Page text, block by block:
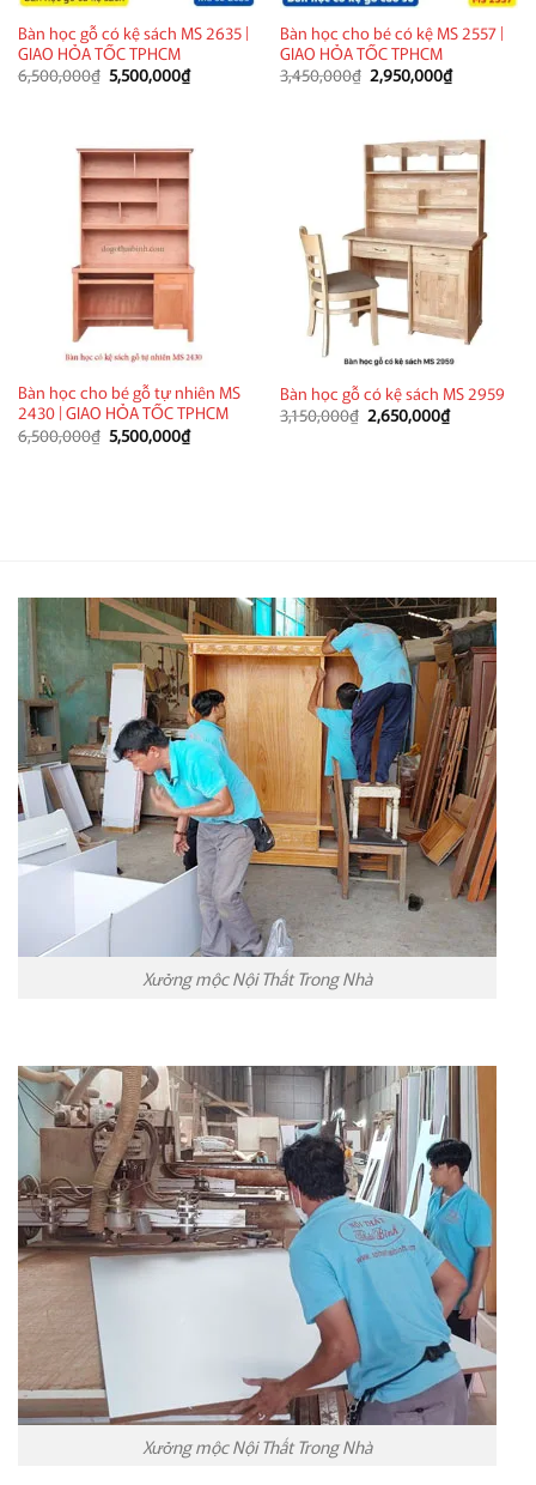
Bàn học gỗ có kệ sách MS 2635 |
GIAO HỎA TỐC TPHCM
6,500,000₫ Giá
gốc
5,500,000₫Giá
hiện
Bàn học cho bé có kệ MS 2557 |
GIAO HỎA TỐC TPHCM
3,450,000₫ Giá
gốc
2,950,000₫Giá
hiện
2,950,000₫.
Bàn học cho bé gỗ tự nhiên MS
2430 | GIAO HỎA TỐC TPHCM
6,500,000₫ Giá
gốc
5,500,000₫Giá
hiện
Bàn học gỗ có kệ sách MS 2959
3,150,000₫ Giá
gốc
2,650,000₫Giá
hiện
Xưởng mộc Nội Thất Trong Nhà
Xưởng mộc Nội Thất Trong Nhà